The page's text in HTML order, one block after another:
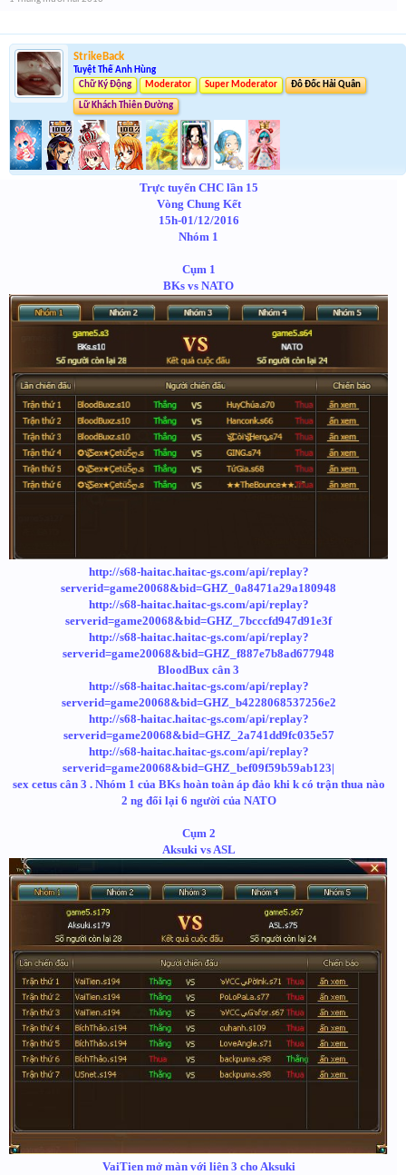
StrikeBack
Tuyệt Thế Anh Hùng
Chữ Ký Động
Moderator Super Moderator Đô Đốc Hải Quân
Lữ Khách Thiên Đường
Trực tuyến CHC lần 15
Vòng Chung Kết
15h-01/12/2016
Nhóm 1
Cụm 1
BKs vs NATO
http://s68-haitac.haitac-gs.com/api/replay?
serverid=game20068&bid=GHZ_0a8471a29a180948
http://s68-haitac.haitac-gs.com/api/replay?
serverid=game20068&bid=GHZ_7bcccfd947d91e3f
http://s68-haitac.haitac-gs.com/api/replay?
serverid=game20068&bid=GHZ_f887e7b8ad677948
BloodBux cân 3
http://s68-haitac.haitac-gs.com/api/replay?
serverid=game20068&bid=GHZ_b4228068537256e2
http://s68-haitac.haitac-gs.com/api/replay?
serverid=game20068&bid=GHZ_2a741dd9fc035e57
http://s68-haitac.haitac-gs.com/api/replay?
serverid=game20068&bid=GHZ_bef09f59b59ab123|
sex cetus cân 3 . Nhóm 1 của BKs hoàn toàn áp đảo khi k có trận thua nào
2 ng đổi lại 6 người của NATO
Cụm 2
Aksuki vs ASL
VaiTien mở màn với liên 3 cho Aksuki